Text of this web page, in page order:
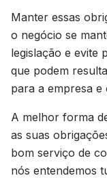
Manter essas
o negócio se
legislação e evite
que podem
para a empresa e
A melhor forma
as suas
bom serviço de
nós entendemos